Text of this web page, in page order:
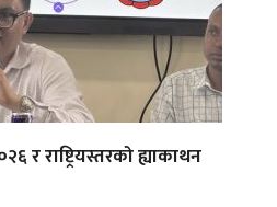
र राष्ट्रियस्तरको ह्याकाथन